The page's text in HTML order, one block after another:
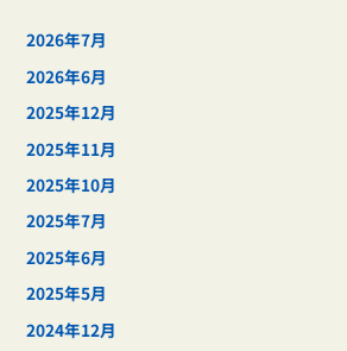
2026年7月
2026年6月
2025年12月
2025年11月
2025年10月
2025年7月
2025年6月
2025年5月
2024年12月